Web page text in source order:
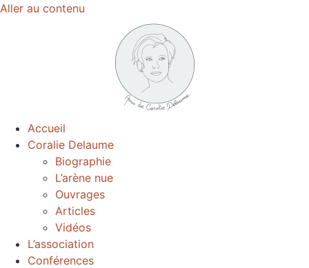
Aller au contenu
Accueil
Coralie Delaume
Biographie
L’arène nue
Ouvrages
Articles
Vidéos
L’association
Conférences